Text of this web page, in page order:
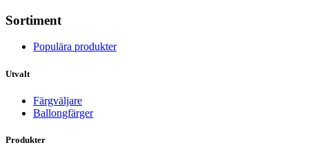
Sortiment
Populära produkter
Utvalt
Färgväljare
Ballongfärger
Produkter